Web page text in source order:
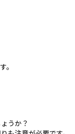
。
うか？